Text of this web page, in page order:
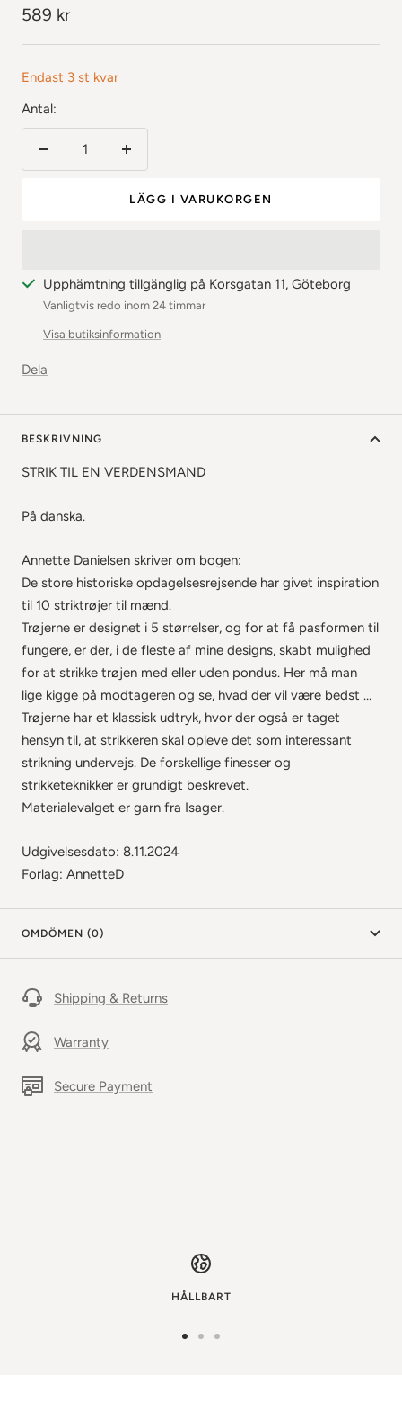
Rea-
pris
589 kr
Endast 3 st kvar
Antal:
Öka
LÄGG I VARUKORGEN
Upphämtning tillgänglig på Korsgatan 11, Göteborg
Vanligtvis redo inom 24 timmar
Visa butiksinformation
Dela
BESKRIVNING
STRIK TIL EN VERDENSMAND
På danska.
Annette Danielsen skriver om bogen:
De store historiske opdagelsesrejsende har givet inspiration
til 10 striktrøjer til mænd.
Trøjerne er designet i 5 størrelser, og for at få pasformen til
fungere, er der, i de fleste af mine designs, skabt mulighed
for at strikke trøjen med eller uden pondus. Her må man
lige kigge på modtageren og se, hvad der vil være bedst …
Trøjerne har et klassisk udtryk, hvor der også er taget
hensyn til, at strikkeren skal opleve det som interessant
strikning undervejs. De forskellige finesser og
strikketeknikker er grundigt beskrevet.
Materialevalget er garn fra Isager.
Udgivelsesdato: 8.11.2024
Forlag: AnnetteD
OMDÖMEN (0)
Shipping & Returns
Warranty
Secure Payment
HÅLLBART